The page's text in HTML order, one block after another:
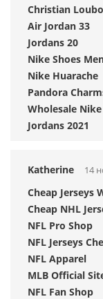
Christian
Air Jordan 33
Jordans 20
Nike Shoes
Nike Huarache
Pandora
Wholesale
Jordans 2021
Katherine 14
Cheap Jerseys
Cheap NHL
NFL Pro Shop
NFL Jerseys
NFL Apparel
MLB Official
NFL Fan Shop